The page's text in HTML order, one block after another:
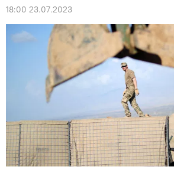
18:00 23.07.2023